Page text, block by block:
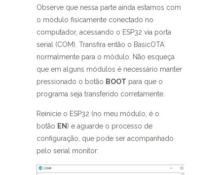
Observe que nessa parte ainda estamos com
o módulo fisicamente conectado no
computador, acessando o ESP32 via porta
serial (COM). Transfira então o BasicOTA
normalmente para o módulo. Não esqueça
que em alguns módulos é necessário manter
pressionado o botão BOOT para que o
programa seja transferido corretamente.
Reinicie o ESP32 (no meu módulo, é o
botão EN) e aguarde o processo de
configuração, que pode ser acompanhado
pelo serial monitor: